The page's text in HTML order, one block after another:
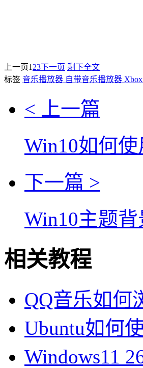
上一页1 23下一页 剩下全文
标签 音乐播放器 自带音乐播放器
< 上一篇
Win10如何
下一篇 >
Win10主题
相关教程
QQ音乐如何
Ubuntu如何
Windows11